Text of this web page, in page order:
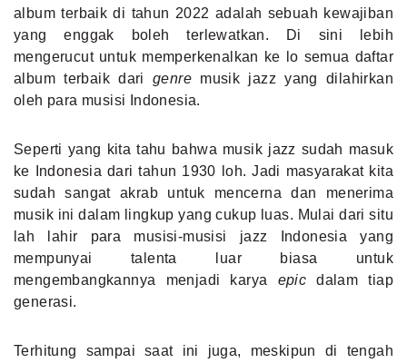
album terbaik di tahun 2022 adalah sebuah kewajiban
yang enggak boleh terlewatkan. Di sini lebih
mengerucut untuk memperkenalkan ke lo semua daftar
album terbaik dari genre musik jazz yang dilahirkan
oleh para musisi Indonesia.
Seperti yang kita tahu bahwa musik jazz sudah masuk
ke Indonesia dari tahun 1930 loh. Jadi masyarakat kita
sudah sangat akrab untuk mencerna dan menerima
musik ini dalam lingkup yang cukup luas. Mulai dari situ
lah lahir para musisi-musisi jazz Indonesia yang
mempunyai talenta luar biasa untuk
mengembangkannya menjadi karya epic dalam tiap
generasi.
Terhitung sampai saat ini juga, meskipun di tengah